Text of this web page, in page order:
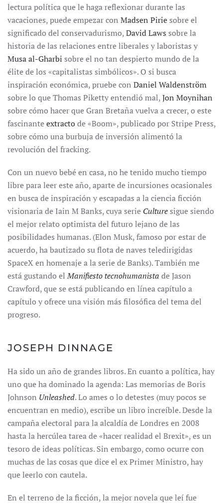
lectura política que le haga reflexionar durante las
vacaciones, puede empezar con Madsen Pirie sobre el
significado del conservadurismo,David Laws sobre la
historia de las relaciones entre liberales y laboristas y
Musa al-Gharbi sobre el no tan despierto mundo de la
élite de los «capitalistas simbólicos». O si busca
inspiración económica, pruebe con Daniel Waldenström
sobre lo que Thomas Piketty entendió mal,Jon Moynihan
sobre cómo hacer que Gran Bretaña vuelva a crecer, o este
fascinanteextractode «Boom», publicado por Stripe Press,
sobre cómo una burbuja de inversión alimentó la
revolución del fracking.
Con un nuevo bebé en casa, no he tenido mucho tiempo
libre para leer este año, aparte de incursiones ocasionales
en busca de inspiración y escapadas a la ciencia ficción
visionaria de Iain M Banks, cuya serie Culture sigue siendo
el mejor relato optimista del futuro lejano de las
posibilidades humanas. (Elon Musk, famoso por estar de
acuerdo, ha bautizado su flota de naves teledirigidas
SpaceX en homenaje a la serie de Banks). También me
está gustando elManifiesto tecnohumanista de Jason
Crawford, que se está publicando en línea capítulo a
capítulo y ofrece una visión más filosófica del tema del
progreso.
JOSEPH DINNAGE
Ha sido un año de grandes libros. En cuanto a política, hay
uno que ha dominado la agenda: Las memorias de Boris
Johnson Unleashed. Lo ames o lo detestes (muy pocos se
encuentran en medio), escribe un libro increíble. Desde la
campaña electoral para la alcaldía de Londres en 2008
hasta la hercúlea tarea de «hacer realidad el Brexit», es un
tesoro de ideas políticas. Sin embargo, como ocurre con
muchas de las cosas que dice el ex Primer Ministro, hay
que leerlo con cautela.
En el terreno de la ficción, la mejor novela que leí fue